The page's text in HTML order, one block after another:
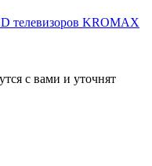
телевизоров KROMAX
с вами и уточнят